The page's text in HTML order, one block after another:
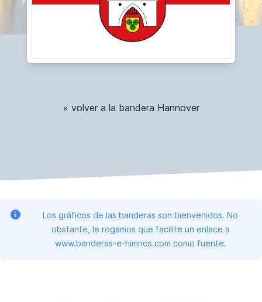
« volver a la bandera Hannover
Los gráficos de las banderas son bienvenidos. No
obstante, le rogamos que facilite un enlace a
www.banderas-e-himnos.com como fuente.